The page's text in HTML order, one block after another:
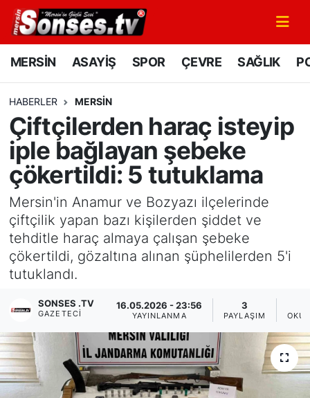
MERSİN ASAYİŞ SPOR ÇEVRE SAĞLIK
HABERLER MERSİN
Çiftçilerden haraç isteyip
iple bağlayan şebeke
çökertildi: 5 tutuklama
Mersin'in Anamur ve Bozyazı ilçelerinde
çiftçilik yapan bazı kişilerden şiddet ve
tehditle haraç almaya çalışan şebeke
çökertildi, gözaltına alınan şüphelilerden 5'i
tutuklandı.
SONSES .TV
GAZETECI
16.05.2026 - 23:56
YAYINLANMA
3
PAYLAŞIM
MERSİN
SPOR
GÜNÜN MANŞETİ
DÜNYA
KÜLTÜR - SANAT
MAGAZİN
SAĞLIK
Siyaset
YEREL HABER
Mersin Nöbetçi Eczaneler
Mersin Namaz Vakitleri
Mersin Trafik Yoğunluk Haritası
Süper Lig Puan Durumu ve Fikstür
Tüm Manşetler
Son Dakika Haberleri
Haber Arşivi